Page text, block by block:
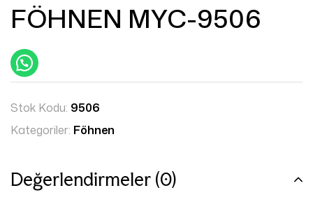
FÖHNEN MYC-9506
Stok Kodu: 9506
Kategoriler: Föhnen
Değerlendirmeler (0)